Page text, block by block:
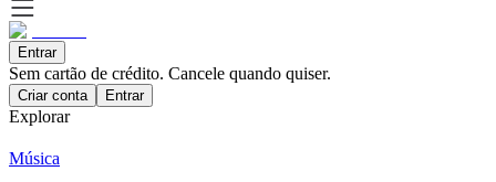
Entrar
Sem cartão de crédito. Cancele quando quiser.
Criar conta Entrar
Explorar
Música